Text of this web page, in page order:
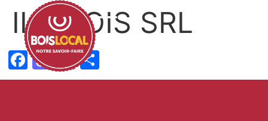
ILC BOIS SRL
Facebook
Mastodon
Email